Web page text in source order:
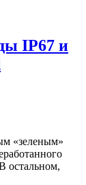
IP67 и
«зеленым»
остальном,